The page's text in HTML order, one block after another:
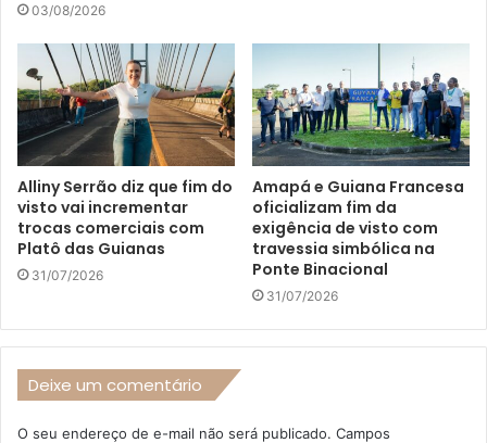
03/08/2026
Alliny Serrão diz que fim do
visto vai incrementar
trocas comerciais com
Platô das Guianas
31/07/2026
Amapá e Guiana Francesa
oficializam fim da
exigência de visto com
travessia simbólica na
Ponte Binacional
31/07/2026
Deixe um comentário
O seu endereço de e-mail não será publicado. Campos